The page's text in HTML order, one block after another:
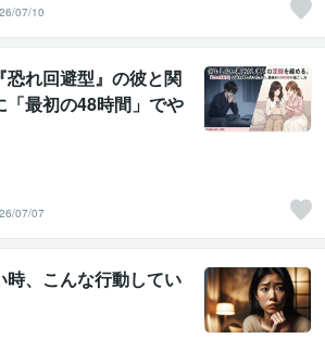
07/10
恐れ回避型』の彼と関
最初の48時間」でや
07/07
、こんな行動してい